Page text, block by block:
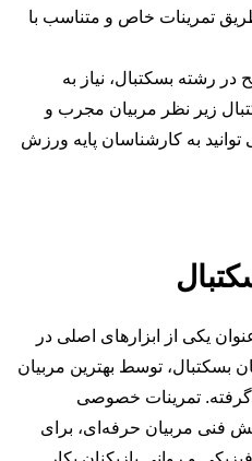
تمرینات خاص و متناسب با
رشته بسکتبال، نیاز به
زیر نظر مربیان مجرب و
به کارشناسان پایه ورزش
یکی از ابزارهای اصلی در
بسکتبال، توسط بهترین مربیان
تمرینات خصوصی
فنی مربیان حرفه‌ای، برای